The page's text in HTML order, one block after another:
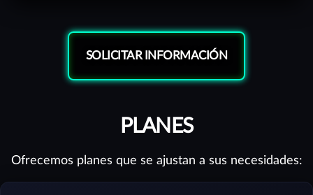
SOLICITAR INFORMACIÓN
PLANES
Ofrecemos planes que se ajustan a sus necesidades: